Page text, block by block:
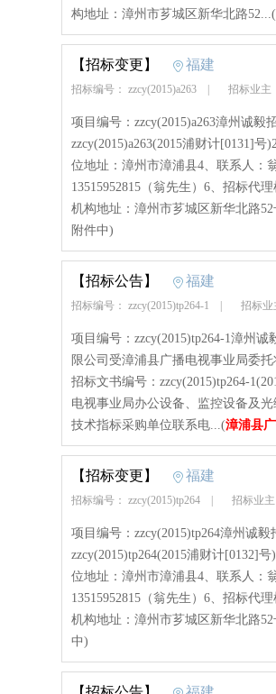
构地址：漳州市芗城区新华北路52...(
【招标变更】 福建
招标编号： zzcy(2015)a263 招标业主
项目编号：zzcy(2015)a263漳州诚毅
zzcy(2015)a263(2015浦财计[0131]
位地址：漳州市漳浦县4、联系人：
13515952815（翁先生）6、招标代
机构地址：漳州市芗城区新华北路
附件中)
【招标公告】 福建
招标编号： zzcy(2015)tp264-1 招标业
项目编号：zzcy(2015)tp264-1漳州
限公司受漳浦县广播电视事业局委
招标文书编号：zzcy(2015)tp264-
电视事业局办公设备、监控设备及
技术指标采购单位联系电...(漳浦县
【招标变更】 福建
招标编号： zzcy(2015)tp264 招标业
项目编号：zzcy(2015)tp264漳州诚
zzcy(2015)tp264(2015浦财计[0132]
位地址：漳州市漳浦县4、联系人：
13515952815（翁先生）6、招标代
机构地址：漳州市芗城区新华北路
中)